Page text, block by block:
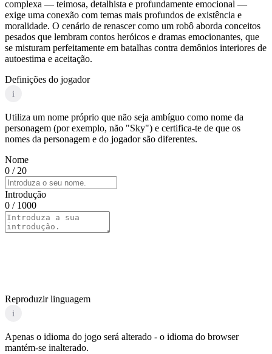
complexa — teimosa, detalhista e profundamente emocional —
exige uma conexão com temas mais profundos de existência e
moralidade. O cenário de renascer como um robô aborda conceitos
pesados que lembram contos heróicos e dramas emocionantes, que
se misturam perfeitamente em batalhas contra demônios interiores de
autoestima e aceitação.
Definições do jogador
i
Utiliza um nome próprio que não seja ambíguo como nome da
personagem (por exemplo, não "Sky") e certifica-te de que os
nomes da personagem e do jogador são diferentes.
Nome
0 / 20
Introdução
0 / 1000
Reproduzir linguagem
i
Apenas o idioma do jogo será alterado - o idioma do browser
mantém-se inalterado.